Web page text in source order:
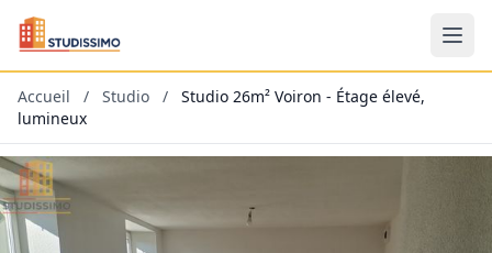
Accueil / Studio /
Studio 26m² Voiron - Étage élevé,
lumineux